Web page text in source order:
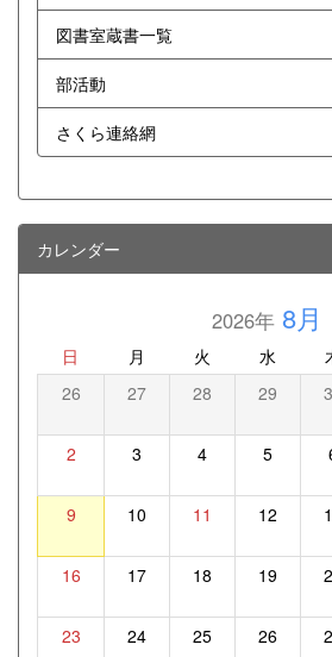
図書室蔵書一覧
部活動
さくら連絡網
カレンダー
2026年8月
日 月 火 水
26 27 28 29
2 3 4 5
9 10 11 12
16 17 18 19
23 24 25 26